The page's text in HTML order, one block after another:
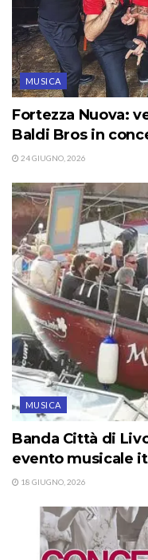
MUSICA
Fortezza Nuova:
Baldi Bros in
24 GIUGNO, 2026
MUSICA
Banda Città di
evento musicale
18 GIUGNO, 2026